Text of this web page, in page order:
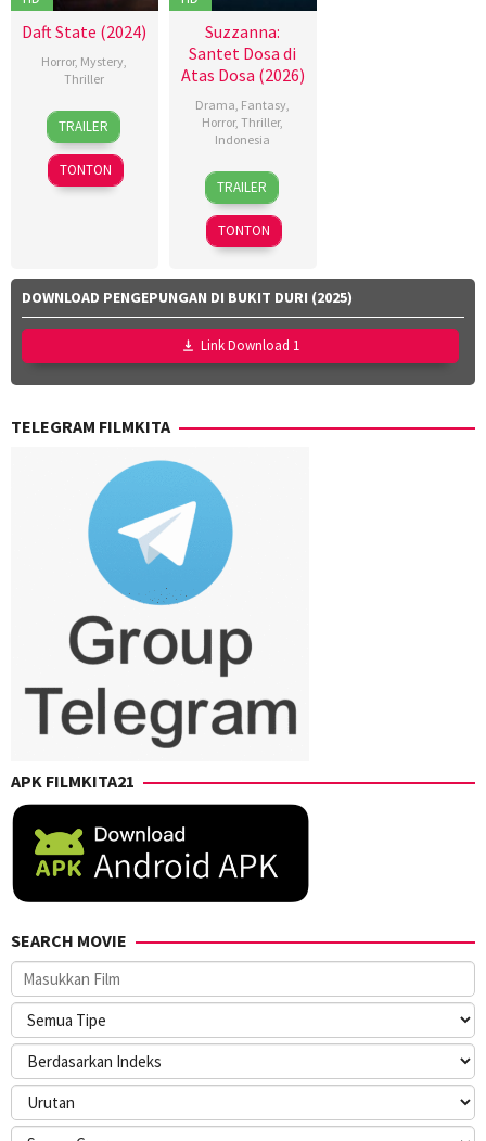
Daft State (2024)
Horror, Mystery,
Thriller
14
Nov
2024
Chad
Bishoff
TRAILER
TONTON
Suzzanna:
Santet Dosa di
Atas Dosa (2026)
Drama, Fantasy,
Horror,Thriller,
Indonesia
18
Mar
2026
Azhar
Kinoi
Lubis,
Hollynov
Mutia
Effendi,
Nurul
Ravika
TRAILER
TONTON
DOWNLOAD PENGEPUNGAN DI BUKIT DURI (2025)
Link Download 1
TELEGRAM FILMKITA
APK FILMKITA21
SEARCH MOVIE